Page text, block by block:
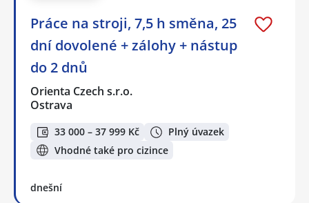
Práce na stroji, 7,5 h směna, 25
dní dovolené + zálohy + nástup
do 2 dnů
Orienta Czech s.r.o.
Ostrava
33 000 – 37 999 Kč
Plný úvazek
Vhodné také pro cizince
dnešní